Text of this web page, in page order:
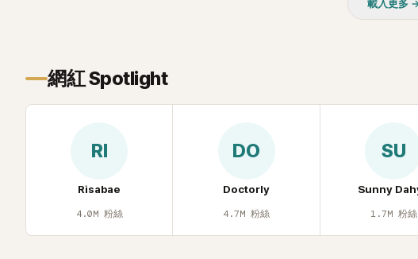
味，引發大量批評。載入更多
網紅 Spotlight
RI
Risabae
4.0M 粉絲
DO
Doctorly
4.7M 粉絲
SU
Sunny
1.7M 粉絲